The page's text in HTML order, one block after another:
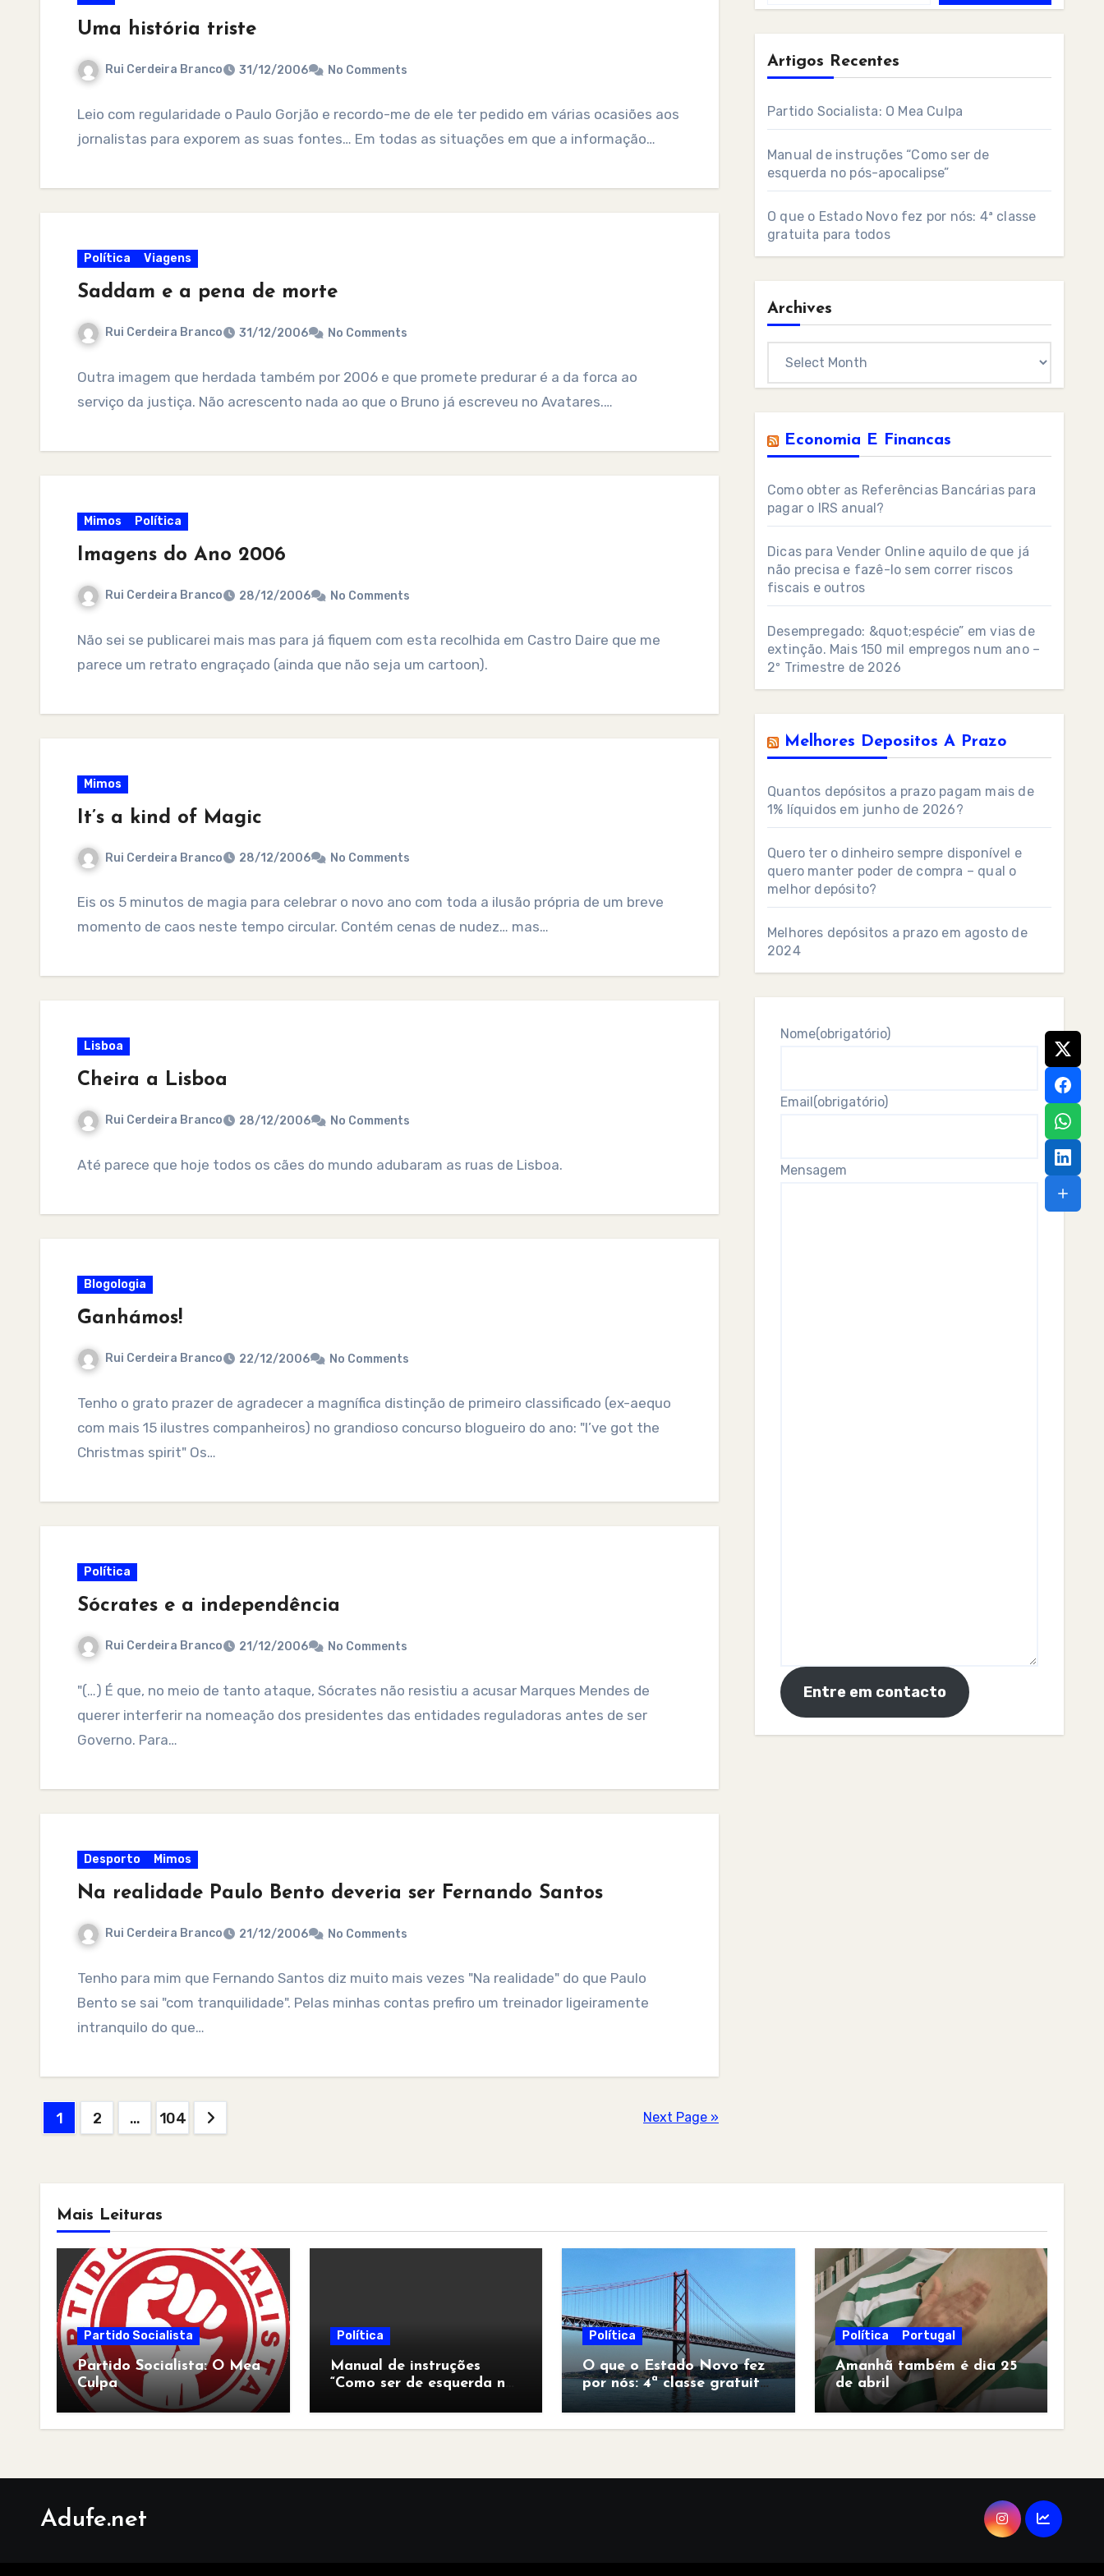
Uma história triste
Rui Cerdeira Branco 31/12/2006 No Comments
Leio com regularidade o Paulo Gorjão e recordo-me de ele ter pedido em várias ocasiões aos
jornalistas para exporem as suas fontes… Em todas as situações em que a informação…
Política Viagens
Saddam e a pena de morte
Rui Cerdeira Branco 31/12/2006 No Comments
Outra imagem que herdada também por 2006 e que promete predurar é a da forca ao
serviço da justiça. Não acrescento nada ao que o Bruno já escreveu no Avatares.…
Mimos Política
Imagens do Ano 2006
Rui Cerdeira Branco 28/12/2006 No Comments
Não sei se publicarei mais mas para já fiquem com esta recolhida em Castro Daire que me
parece um retrato engraçado (ainda que não seja um cartoon).
Mimos
It’s a kind of Magic
Rui Cerdeira Branco 28/12/2006 No Comments
Eis os 5 minutos de magia para celebrar o novo ano com toda a ilusão própria de um breve
momento de caos neste tempo circular. Contém cenas de nudez… mas…
Lisboa
Cheira a Lisboa
Rui Cerdeira Branco 28/12/2006 No Comments
Até parece que hoje todos os cães do mundo adubaram as ruas de Lisboa.
Blogologia
Ganhámos!
Rui Cerdeira Branco 22/12/2006 No Comments
Tenho o grato prazer de agradecer a magnífica distinção de primeiro classificado (ex-aequo
com mais 15 ilustres companheiros) no grandioso concurso blogueiro do ano: "I’ve got the
Christmas spirit" Os…
Política
Sócrates e a independência
Rui Cerdeira Branco 21/12/2006 No Comments
"(…) É que, no meio de tanto ataque, Sócrates não resistiu a acusar Marques Mendes de
querer interferir na nomeação dos presidentes das entidades reguladoras antes de ser
Governo. Para…
Desporto Mimos
Na realidade Paulo Bento deveria ser Fernando Santos
Rui Cerdeira Branco 21/12/2006 No Comments
Tenho para mim que Fernando Santos diz muito mais vezes "Na realidade" do que Paulo
Bento se sai "com tranquilidade". Pelas minhas contas prefiro um treinador ligeiramente
intranquilo do que…
Posts
1 2 … 104 Next Page »
Artigos Recentes
Partido Socialista: O Mea Culpa
Manual de instruções “Como ser de
esquerda no pós-apocalipse”
O que o Estado Novo fez por nós: 4ª classe
gratuita para todos
Archives
Economia E Financas
Como obter as Referências Bancárias para
pagar o IRS anual?
Dicas para Vender Online aquilo de que já
não precisa e fazê-lo sem correr riscos
fiscais e outros
Desempregado: &quot;espécie” em vias de
extinção. Mais 150 mil empregos num ano –
2º Trimestre de 2026
Melhores Depositos A Prazo
Quantos depósitos a prazo pagam mais de
1% líquidos em junho de 2026?
Quero ter o dinheiro sempre disponível e
quero manter poder de compra – qual o
melhor depósito?
Melhores depósitos a prazo em agosto de
2024
Nome(obrigatório)
Email(obrigatório)
Mensagem
Entre em contacto
Mais Leituras
Partido Socialista
Partido Socialista: O Mea
Culpa
Política
Manual de instruções
“Como ser de esquerda no
Política
O que o Estado Novo fez
por nós: 4ª classe gratuita
para todos
Política Portugal
Amanhã também é dia 25
de abril
Adufe.net